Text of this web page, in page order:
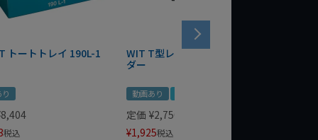
トートトレイ 190L-1
り
8,404
税込
WIT T型レンチマグネットホル
ダー
動画あり
定価 ¥2,750
¥1,925税込